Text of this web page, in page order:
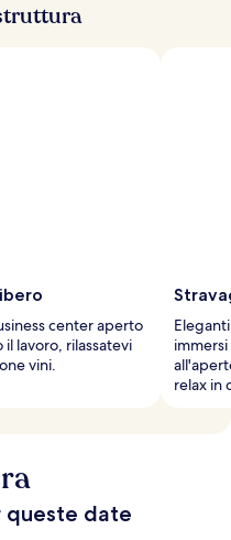
center aperto
lavoro, rilassatevi
vini.
relax in
queste date